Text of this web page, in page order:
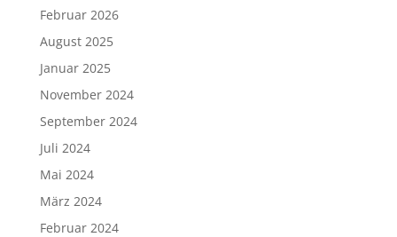
Februar 2026
August 2025
Januar 2025
November 2024
September 2024
Juli 2024
Mai 2024
März 2024
Februar 2024